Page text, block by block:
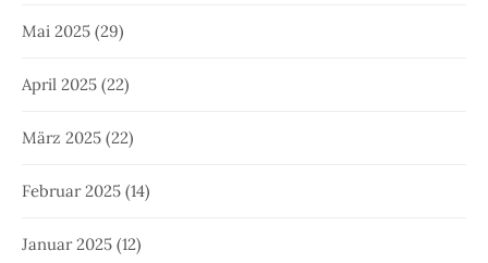
Mai 2025 (29)
April 2025 (22)
März 2025 (22)
Februar 2025 (14)
Januar 2025 (12)